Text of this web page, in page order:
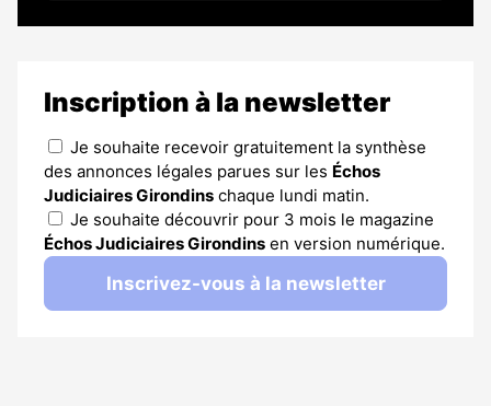
Inscription à la newsletter
Je souhaite recevoir gratuitement la synthèse
des annonces légales parues sur les Échos
Judiciaires Girondins chaque lundi matin.
Je souhaite découvrir pour 3 mois le magazine
Échos Judiciaires Girondins en version numérique.
Inscrivez-vous à la newsletter